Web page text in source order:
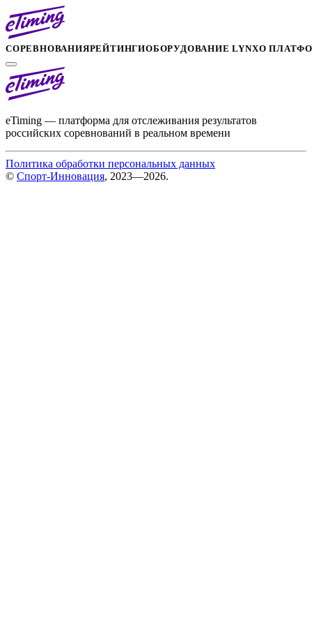
СОРЕВНОВАНИЯРЕЙТИНГИОБОРУДОВАНИЕ LYNXО
eTiming — платформа для отслеживания результатов
российских соревнований в реальном времени
Политика обработки персональных данных
© Спорт-Инновация, 2023—2026.